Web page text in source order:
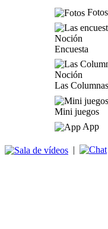
Fotos
Encuesta
Las Columnas
Mini juegos
App
|